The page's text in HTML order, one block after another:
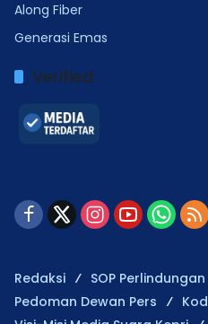
Along Fiber
Generasi Emas
Verified
Redaksi
SOP
Pedoman Dewan Pers